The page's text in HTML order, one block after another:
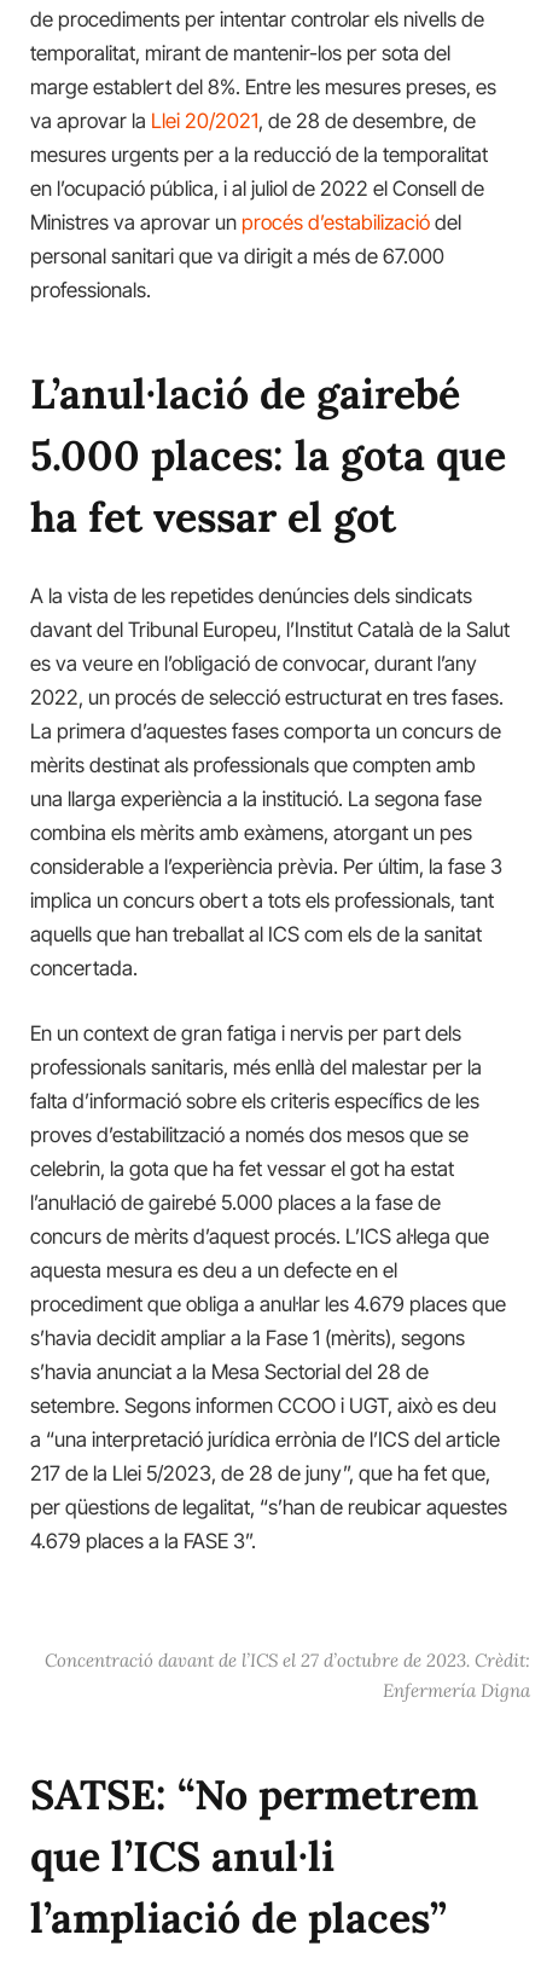
de procediments per intentar controlar els nivells de
temporalitat, mirant de mantenir-los per sota del
marge establert del 8%. Entre les mesures preses, es
va aprovar la Llei 20/2021, de 28 de desembre, de
mesures urgents per a la reducció de la temporalitat
en l’ocupació pública, i al juliol de 2022 el Consell de
Ministres va aprovar un procés d’estabilizació del
personal sanitari que va dirigit a més de 67.000
professionals.
L’anul·lació de gairebé
5.000 places: la gota que
ha fet vessar el got
A la vista de les repetides denúncies dels sindicats
davant del Tribunal Europeu, l’Institut Català de la Salut
es va veure en l’obligació de convocar, durant l’any
2022, un procés de selecció estructurat en tres fases.
La primera d’aquestes fases comporta un concurs de
mèrits destinat als professionals que compten amb
una llarga experiència a la institució. La segona fase
combina els mèrits amb exàmens, atorgant un pes
considerable a l’experiència prèvia. Per últim, la fase 3
implica un concurs obert a tots els professionals, tant
aquells que han treballat al ICS com els de la sanitat
concertada.
En un context de gran fatiga i nervis per part dels
professionals sanitaris, més enllà del malestar per la
falta d’informació sobre els criteris específics de les
proves d’estabilització a només dos mesos que se
celebrin, la gota que ha fet vessar el got ha estat
l’anul·lació de gairebé 5.000 places a la fase de
concurs de mèrits d’aquest procés. L’ICS al·lega que
aquesta mesura es deu a un defecte en el
procediment que obliga a anul·lar les 4.679 places que
s’havia decidit ampliar a la Fase 1 (mèrits), segons
s’havia anunciat a la Mesa Sectorial del 28 de
setembre. Segons informen CCOO i UGT, això es deu
a “una interpretació jurídica errònia de l’ICS del article
217 de la Llei 5/2023, de 28 de juny”, que ha fet que,
per qüestions de legalitat, “s’han de reubicar aquestes
4.679 places a la FASE 3”.
Concentració davant de l’ICS el 27 d’octubre de 2023. Crèdit:
Enfermería Digna
SATSE: “No permetrem
que l’ICS anul·li
l’ampliació de places”